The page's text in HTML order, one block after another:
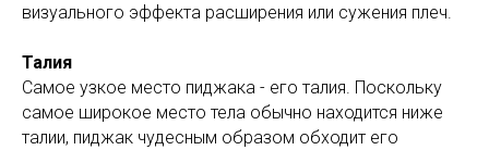
визуального эффекта расширения или сужения плеч.
Талия
Самое узкое место пиджака - его талия. Поскольку
самое широкое место тела обычно находится ниже
талии, пиджак чудесным образом обходит его